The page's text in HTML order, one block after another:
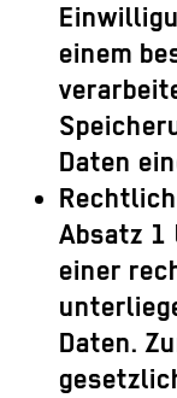
einem
Daten
Absatz 1
einer
Daten.